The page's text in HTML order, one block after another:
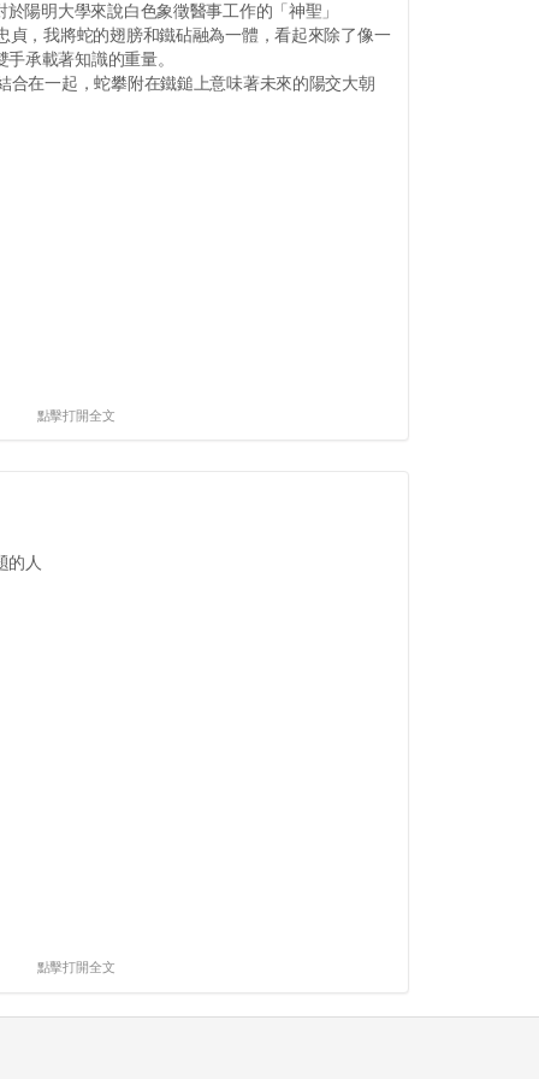
陽明大學來說白色象徵醫事工作的「神聖」
貞，我將蛇的翅膀和鐵砧融為一體，看起來除了像一
承載著知識的重量。
合在一起，蛇攀附在鐵鎚上意味著未來的陽交大朝
點擊打開全文
的人
點擊打開全文